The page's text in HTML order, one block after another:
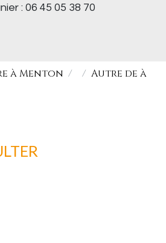
: 06 45 05 38 70
à Menton Autre de à